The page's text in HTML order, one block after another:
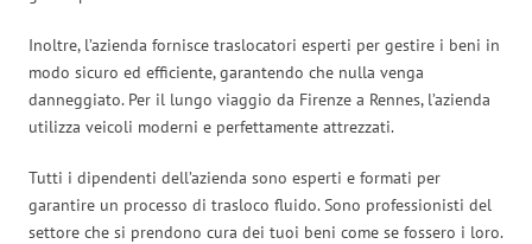
Inoltre, l’azienda fornisce traslocatori esperti per gestire i beni in
modo sicuro ed efficiente, garantendo che nulla venga
danneggiato. Per il lungo viaggio da Firenze a Rennes, l’azienda
utilizza veicoli moderni e perfettamente attrezzati.
Tutti i dipendenti dell’azienda sono esperti e formati per
garantire un processo di trasloco fluido. Sono professionisti del
settore che si prendono cura dei tuoi beni come se fossero i loro.